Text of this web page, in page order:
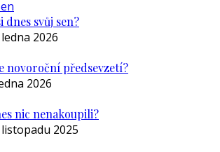
dnes svůj sen?
ledna 2026
novoroční předsevzetí?
2026
nic nenakoupili?
listopadu 2025